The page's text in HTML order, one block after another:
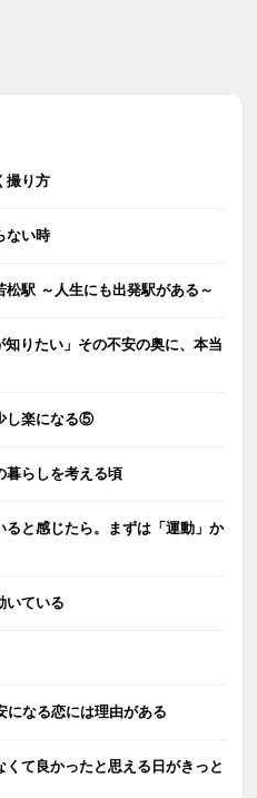
撮り方
ない時
駅 ～人生にも出発駅がある～
知りたい」その不安の奥に、本当
し楽になる⑤
暮らしを考える頃
ると感じたら。まずは「運動」か
いている
になる恋には理由がある
くて良かったと思える日がきっと